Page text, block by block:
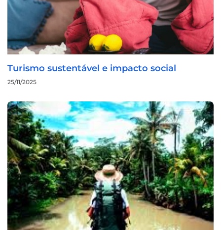
Turismo sustentável e impacto social
25/11/2025